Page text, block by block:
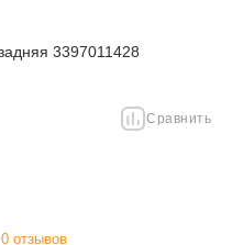
Сравнить
0 отзывов